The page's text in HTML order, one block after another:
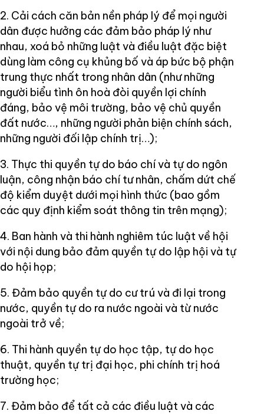
2. Cải cách căn bản nền pháp lý để mọi người
dân được hưởng các đảm bảo pháp lý như
nhau, xoá bỏ những luật và điều luật đặc biệt
dùng làm công cụ khủng bố và áp bức bộ phận
trung thực nhất trong nhân dân (như những
người biểu tình ôn hoà đòi quyền lợi chính
đáng, bảo vệ môi trường, bảo vệ chủ quyền
đất nước…, những người phản biện chính sách,
những người đối lập chính trị…);
3. Thực thi quyền tự do báo chí và tự do ngôn
luận, công nhận báo chí tư nhân, chấm dứt chế
độ kiểm duyệt dưới mọi hình thức (bao gồm
các quy định kiểm soát thông tin trên mạng);
4. Ban hành và thi hành nghiêm túc luật về hội
với nội dung bảo đảm quyền tự do lập hội và tự
do hội họp;
5. Đảm bảo quyền tự do cư trú và đi lại trong
nước, quyền tự do ra nước ngoài và từ nước
ngoài trở về;
6. Thi hành quyền tự do học tập, tự do học
thuật, quyền tự trị đại học, phi chính trị hoá
trường học;
7. Đảm bảo để tất cả các điều luật và các